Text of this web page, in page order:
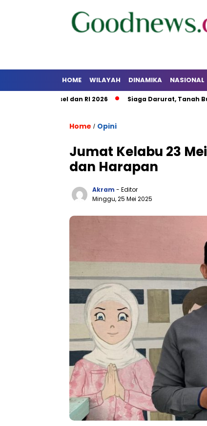
HOME WILAYAH DINAMIKA NASIONAL
Kalsel dan RI 2026 Siaga Darurat, Tanah Bumbu
Home / Opini
Jumat Kelabu 23
dan Harapan
Akram - Editor
Minggu, 25 Mei 2025